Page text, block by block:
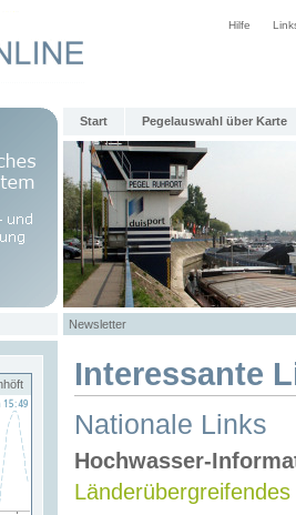
Hilfe
Start Pegelauswahl über Karte
Newsletter
Interessante
Nationale Links
Hochwasser-